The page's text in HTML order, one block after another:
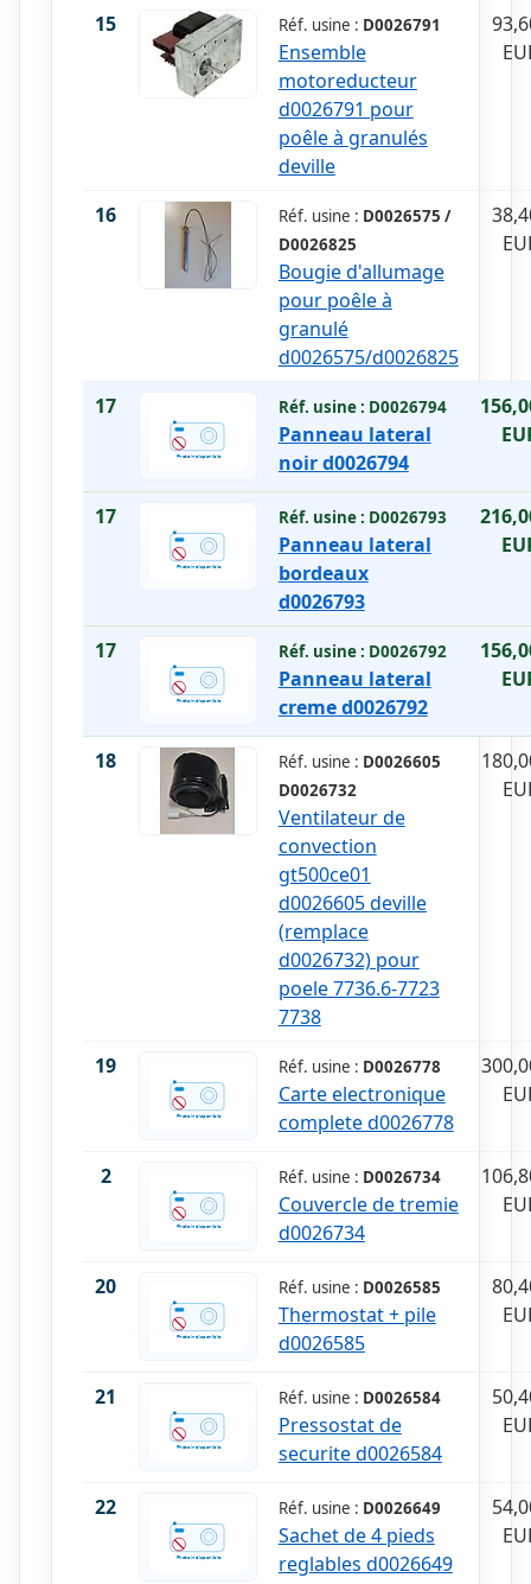
15 Réf. usine : D0026791
Ensemble
motoreducteur
d0026791 pour
poêle à granulés
deville
16 Réf. usine : D0026575 /
D0026825
Bougie d'allumage
pour poêle à
granulé
d0026575/d0026825
17 Réf. usine : D0026794
Panneau lateral
noir d0026794
17 Réf. usine : D0026793
Panneau lateral
bordeaux
d0026793
17 Réf. usine : D0026792
Panneau lateral
creme d0026792
18 Réf. usine : D0026605
D0026732
Ventilateur de
convection
gt500ce01
d0026605 deville
(remplace
d0026732) pour
poele 7736.6-7723
7738
19 Réf. usine : D0026778
Carte electronique
complete d0026778
2 Réf. usine : D0026734
Couvercle de tremie
d0026734
20 Réf. usine : D0026585
Thermostat + pile
d0026585
21 Réf. usine : D0026584
Pressostat de
securite d0026584
22 Réf. usine : D0026649
Sachet de 4 pieds
reglables d0026649